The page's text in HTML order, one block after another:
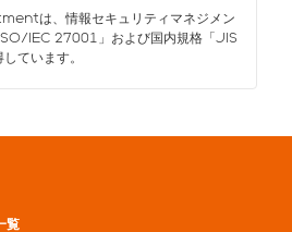
は、情報セキュリティマネジメン
IEC 27001」および国内規格「JIS
ています。
覧